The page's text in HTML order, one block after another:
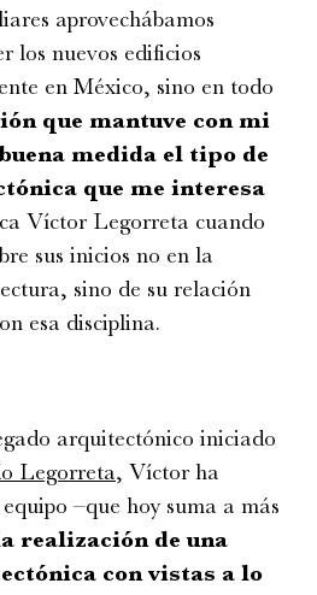
aprovechábamos
los nuevos edificios
en México, sino en todo
que mantuve con mi
medida el tipo de
que me interesa
Víctor Legorreta cuando
sus inicios no en la
sino de su relación
esa disciplina.
arquitectónico iniciado
Legorreta, Víctor ha
–que hoy suma a más
realización de una
con vistas a lo